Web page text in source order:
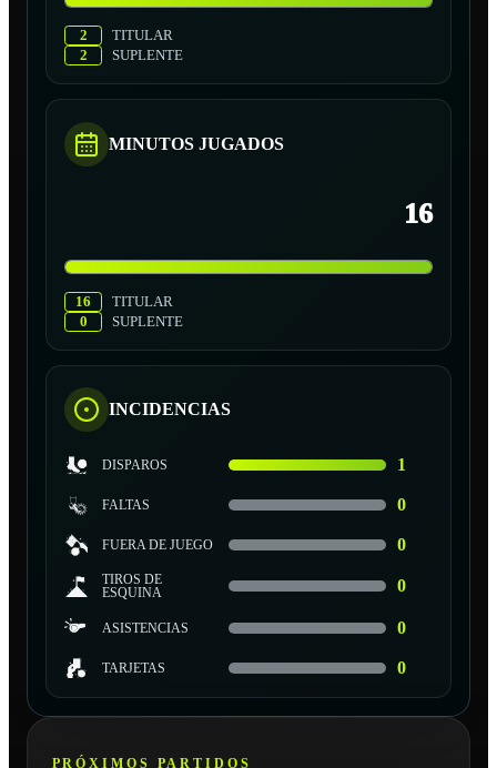
2
TITULAR
2
SUPLENTE
MINUTOS JUGADOS
16
16
TITULAR
0
SUPLENTE
INCIDENCIAS
DISPAROS 1
FALTAS 0
FUERA DE JUEGO 0
TIROS DE
ESQUINA
0
ASISTENCIAS 0
TARJETAS 0
PRÓXIMOS PARTIDOS